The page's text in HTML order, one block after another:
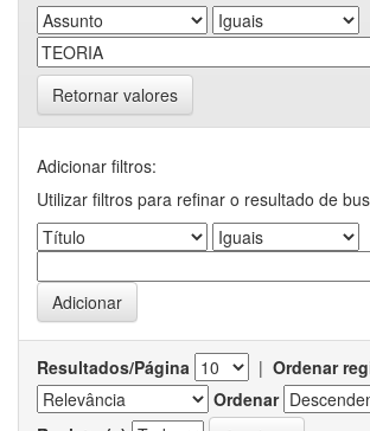
Retornar valores
Adicionar filtros:
Utilizar filtros para refinar o resultado de
Resultados/Página | Ordenar
Ordenar